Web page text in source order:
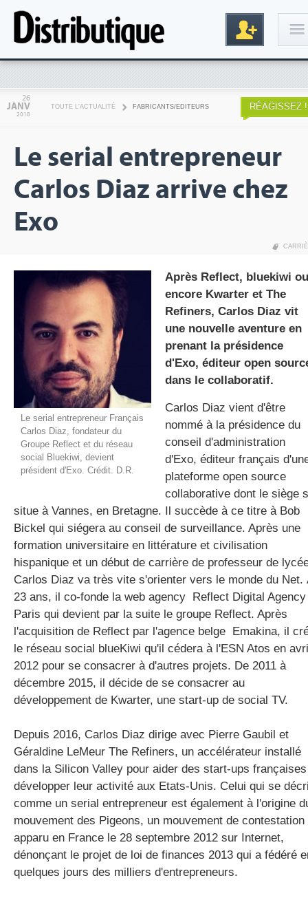
26
JANV
2018
TOUTE L'ACTUALITÉ FABRICANTS/EDITEURS RÉAGISSEZ !
Le serial entrepreneur
Carlos Diaz arrive chez
Exo
Le serial entrepreneur Français
Carlos Diaz, fondateur du
Groupe Reflect et du réseau
social Bluekiwi, devient
président d'Exo. Crédit. D.R.
Après Reflect, bluekiwi ou
encore Kwarter et The
Refiners, Carlos Diaz vit
une nouvelle aventure en
prenant la présidence
d'Exo, éditeur open
dans le collaboratif.
Carlos Diaz vient d'être
nommé à la présidence du
conseil d'administration
d'Exo, éditeur français
plateforme open source
collaborative dont le siège
situe à Vannes, en Bretagne. Il succède à ce titre à Bob
Bickel qui siégera au conseil de surveillance. Après une
formation universitaire en littérature et civilisation
hispanique et un début de carrière de professeur de
Carlos Diaz va très vite s'orienter vers le monde du Net.
23 ans, il co-fonde la web agency Reflect Digital Agency
Paris qui devient par la suite le groupe Reflect. Après
l'acquisition de Reflect par l'agence belge Emakina, il
le réseau social blueKiwi qu'il cédera à l'ESN Atos en
2012 pour se consacrer à d'autres projets. De 2011 à
décembre 2015, il décide de se consacrer au
développement de Kwarter, une start-up de social TV.
Depuis 2016, Carlos Diaz dirige avec Pierre Gaubil et
Géraldine LeMeur The Refiners, un accélérateur installé
dans la Silicon Valley pour aider des start-ups
développer leur activité aux Etats-Unis. Celui qui se
comme un serial entrepreneur est également à l'origine
mouvement des Pigeons, un mouvement de contestation
apparu en France le 28 septembre 2012 sur Internet,
dénonçant le projet de loi de finances 2013 qui a fédéré
quelques jours des milliers d'entrepreneurs.